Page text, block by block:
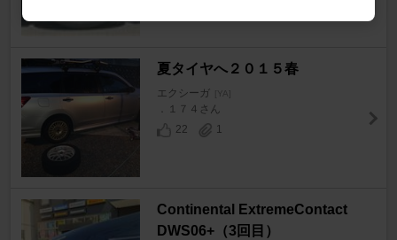
夏タイヤへ２０１５春
エクシーガ [YA]
．１７４さん
22
1
Continental ExtremeContact
DWS06+（3回目）